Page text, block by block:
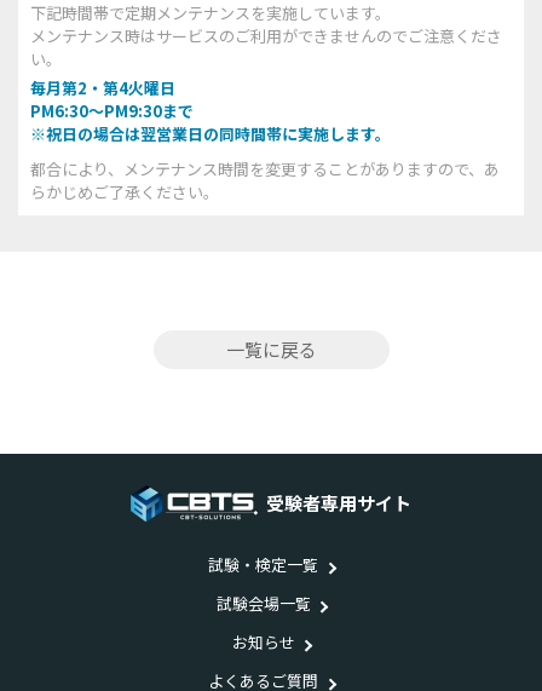
下記時間帯で定期メンテナンスを実施しています。
メンテナンス時はサービスのご利用ができませんのでご注意くださ
い。
毎月第2・第4火曜日
PM6:30～PM9:30まで
※祝日の場合は翌営業日の同時間帯に実施します。
都合により、メンテナンス時間を変更することがありますので、あ
らかじめご了承ください。
一覧に戻る
受験者専用サイト
試験・検定一覧
試験会場一覧
お知らせ
よくあるご質問